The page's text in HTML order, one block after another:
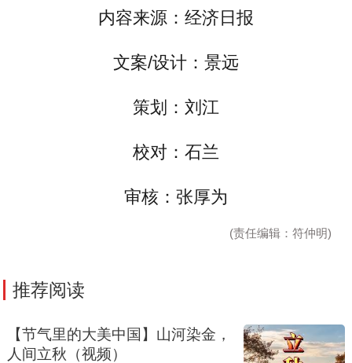
内容来源：经济日报
文案/设计：景远
策划：刘江
校对：石兰
审核：张厚为
(责任编辑：符仲明)
推荐阅读
【节气里的大美中国】山河染金，
人间立秋（视频）